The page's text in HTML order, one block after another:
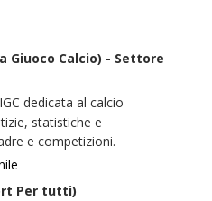
Giuoco Calcio) - Settore
dedicata al calcio
statistiche e
e competizioni.
Per tutti)